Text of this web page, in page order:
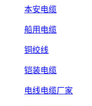
本安电缆
船用电缆
铜绞线
铠装电缆
电线电缆厂家